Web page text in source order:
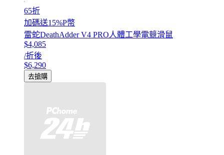
65折
加碼送15%P幣
雷蛇DeathAdder V4 PRO人體工學電競滑鼠
$4,085
/折後
$6,290
去搶購